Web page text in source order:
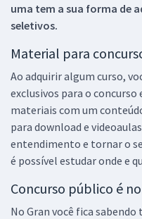
uma tem a sua forma de
seletivos.
Material para
Ao adquirir algum curso,
exclusivos para o concurso
materiais com um
para download e
entendimento e tornar o
é possível estudar onde e
Concurso público é
No Gran você fica sabendo